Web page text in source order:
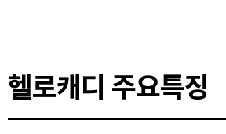
헬로캐디 주요특징